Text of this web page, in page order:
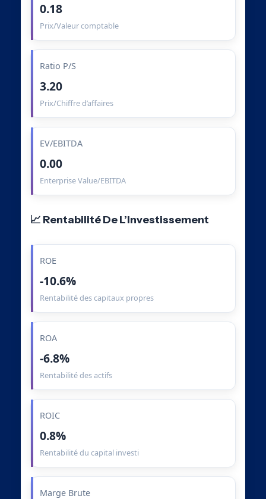
0.18
Prix/Valeur comptable
Ratio P/S
3.20
Prix/Chiffre d’affaires
EV/EBITDA
0.00
Enterprise Value/EBITDA
📈 Rentabilité De L’Investissement
ROE
-10.6%
Rentabilité des capitaux propres
ROA
-6.8%
Rentabilité des actifs
ROIC
0.8%
Rentabilité du capital investi
Marge Brute